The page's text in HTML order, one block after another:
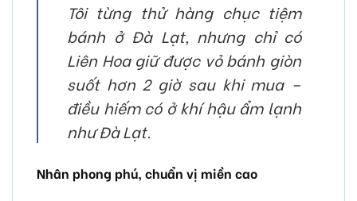
Tôi từng thử hàng chục tiệm
bánh ở Đà Lạt, nhưng chỉ có
Liên Hoa giữ được vỏ bánh giòn
suốt hơn 2 giờ sau khi mua –
điều hiếm có ở khí hậu ẩm lạnh
như Đà Lạt.
Nhân phong phú, chuẩn vị miền cao